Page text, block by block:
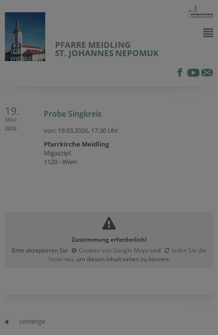
PFARRE MEIDLING
ST. JOHANNES NEPOMUK
19.
März
2026
Probe Singkreis
von: 19.03.2026, 17:30 Uhr
Pfarrkirche Meidling
Migazzipl.
1120 - Wien
Zustimmung erforderlich!
Bitte akzeptieren Sie
Cookies von Google Maps und
laden Sie die
Seite neu, um diesen Inhalt sehen zu können.
vorherige